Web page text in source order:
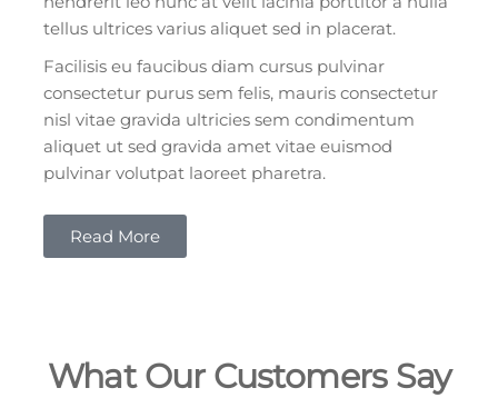
tellus ultrices varius aliquet sed in placerat.
Facilisis eu faucibus diam cursus pulvinar
consectetur purus sem felis, mauris consectetur
nisl vitae gravida ultricies sem condimentum
aliquet ut sed gravida amet vitae euismod
pulvinar volutpat laoreet pharetra.
Read More
What Our Customers Say